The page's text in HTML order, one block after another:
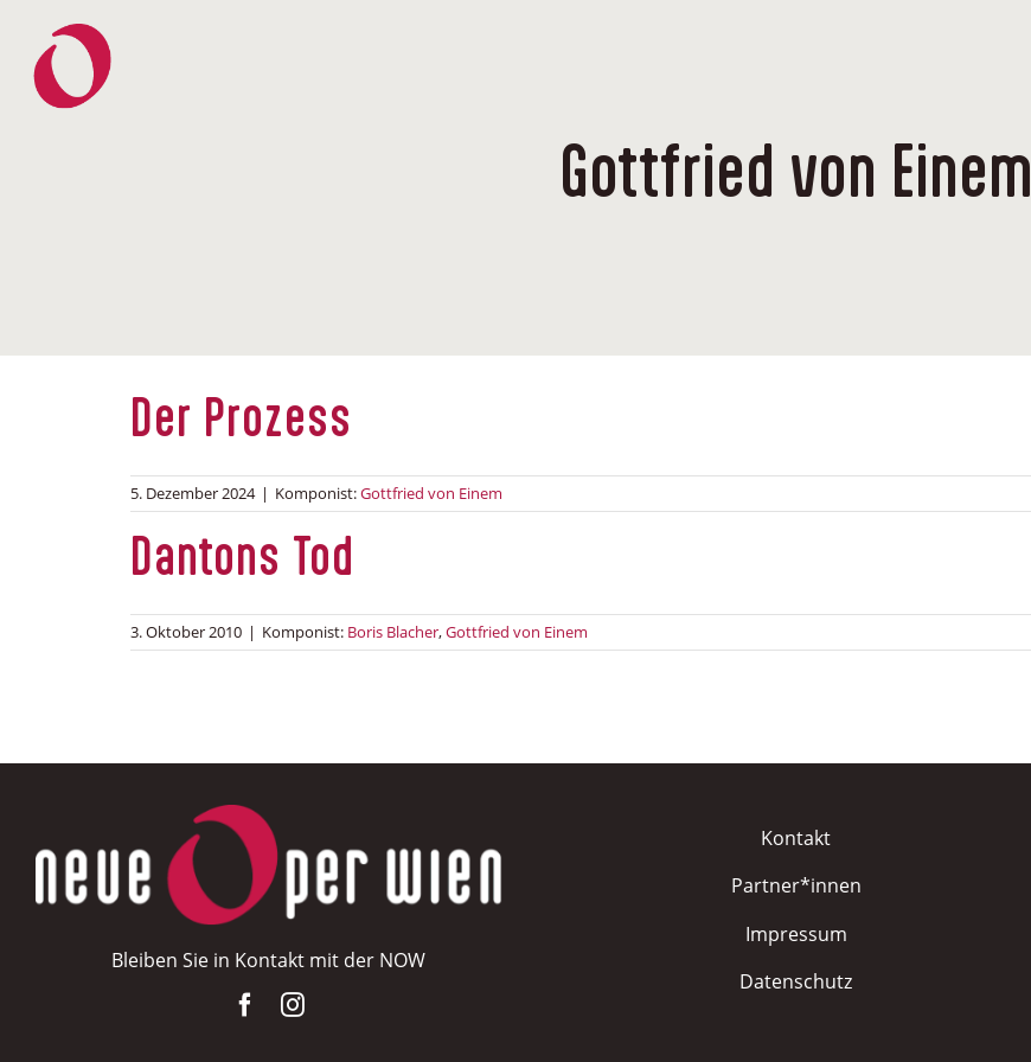
Inhalt
springen
Gottfried von Einem
Der Prozess
5. Dezember 2024 | Komponist:Gottfried von Einem
Dantons Tod
3. Oktober 2010 | Komponist: Boris Blacher,Gottfried von Einem
Bleiben Sie in Kontakt mit der NOW
Kontakt
Partner*innen
Impressum
Datenschutz